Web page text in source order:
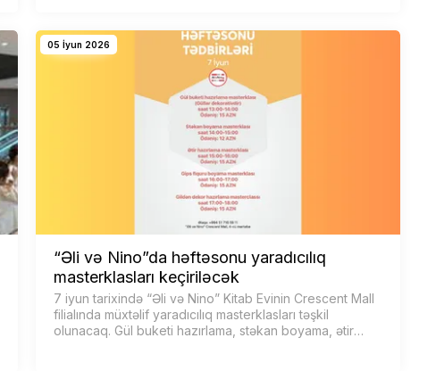
05 İyun 2026
“Əli və Nino”da həftəsonu yaradıcılıq
masterklasları keçiriləcək
7 iyun tarixində “Əli və Nino” Kitab Evinin Crescent Mall
filialında müxtəlif yaradıcılıq masterklasları təşkil
olunacaq. Gül buketi hazırlama, stəkan boyama, ətir